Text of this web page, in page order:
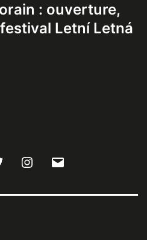
: ouverture,
Letní Letná
Twitter Instagram